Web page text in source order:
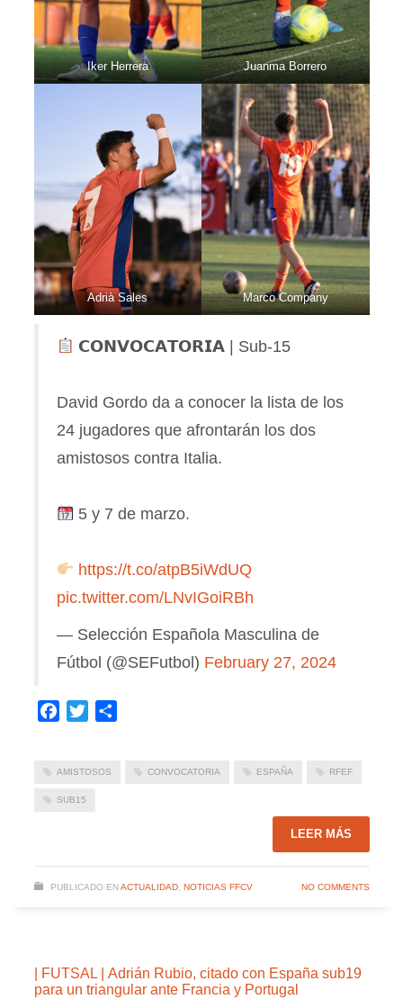
Iker Herrera Juanma Borrero
Adrià Sales Marco Company
𝗖𝗢𝗡𝗩𝗢𝗖𝗔𝗧𝗢𝗥𝗜𝗔 | Sub-15
David Gordo da a conocer la lista de los
24 jugadores que afrontarán los dos
amistosos contra Italia.
5 y 7 de marzo.
https://t.co/atpB5iWdUQ
pic.twitter.com/LNvIGoiRBh
— Selección Española Masculina de
Fútbol (@SEFutbol) February 27, 2024
Facebook
Twitter
AMISTOSOS CONVOCATORIA ESPAÑA RFEF
SUB15
LEER MÁS
PUBLICADO EN ACTUALIDAD, NOTICIAS FFCV NO COMMENTS
| FUTSAL | Adrián Rubio, citado con España sub19
para un triangular ante Francia y Portugal